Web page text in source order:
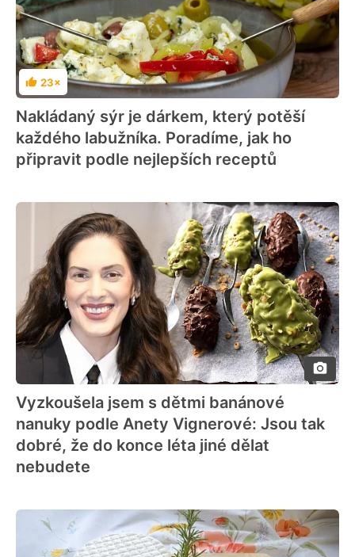
Hodnocení
23×
Nakládaný sýr je dárkem, který potěší
každého labužníka. Poradíme, jak ho
připravit podle nejlepších receptů
Vyzkoušela jsem s dětmi banánové
nanuky podle Anety Vignerové: Jsou tak
dobré, že do konce léta jiné dělat
nebudete